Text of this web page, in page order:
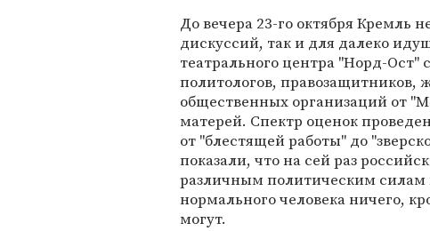
До вечера 23-го октября Кремль
дискуссий, так и для далеко
театрального центра "Норд-Ост"
политологов, правозащитников,
общественных организаций от
матерей. Спектр оценок
от "блестящей работы" до
показали, что на сей раз
различным политическим силам
нормального человека ничего,
могут.